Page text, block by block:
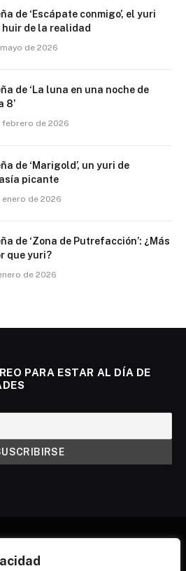
de ‘Escápate conmigo’, el yuri
huir de la realidad
de 2026
de ‘La luna en una noche de
8’
febrero de 2026
de ‘Marigold’, un yuri de
picante
enero de 2026
de ‘Zona de Putrefacción’: ¿Más
que yuri?
de 2026
PARA ESTAR AL DÍA DE